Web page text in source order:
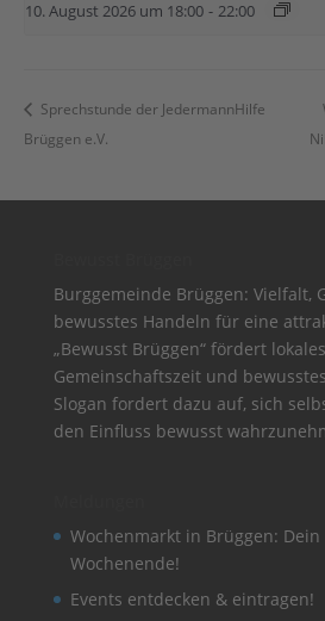
10. August 2026 um 18:00 - 22:00
Sprechstunde der JedermannHilfe
Brüggen e.V.
Burggemeinde Brüggen: Vielfalt,
bewusstes Handeln für eine
„Bewusst Brüggen“ fördert
Gemeinschaftszeit und
Slogan fordert dazu auf, sich
den Einfluss bewusst
Wochenmarkt in Brüggen:
Wochenende!
Events entdecken & eintragen!